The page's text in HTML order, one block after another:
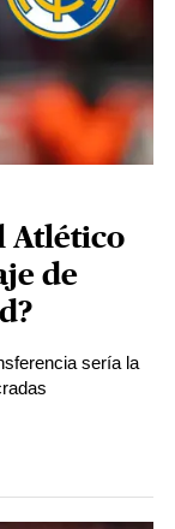
Atlético
de
sería la